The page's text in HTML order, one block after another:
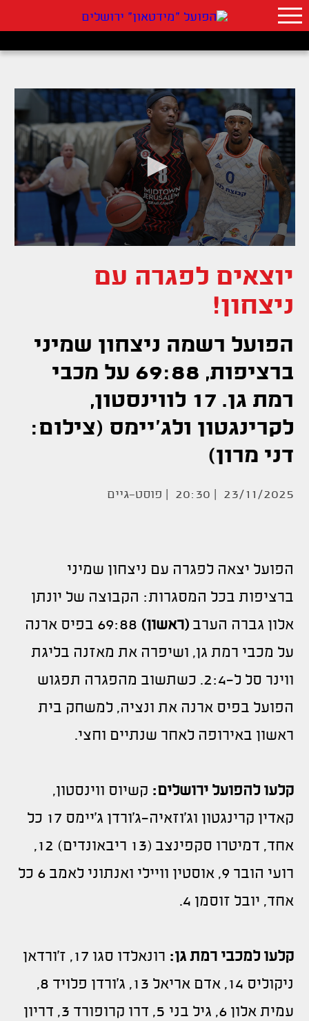
יוצאים לפגרה עם
ניצחון!
הפועל רשמה ניצחון שמיני
ברציפות, 69:88 על מכבי
רמת גן. 17 לווינסטון,
לקרינגטון ולג'יימס (צילום:
דני מרון)
23/11/2025 | 20:30 | פוסט-גיים
הפועל יצאה לפגרה עם ניצחון שמיני
ברציפות בכל המסגרות: הקבוצה של יונתן
אלון גברה הערב (ראשון)
69:88 בפיס ארנה
על מכבי רמת גן, ושיפרה את מאזנה בליגת
ווינר סל ל-2:4. כשתשוב מהפגרה תפגוש
הפועל בפיס ארנה את ונציה, למשחק בית
ראשון באירופה לאחר שנתיים וחצי.
קלעו להפועל ירושלים: קשיוס ווינסטון,
קאדין קרינגטון וג'וזאיה-ג'ורדן ג'יימס 17 כל
אחד, דמיטרו סקפינצב (13 ריבאונדים) 12,
רועי הובר 9, אוסטין וויילי ואנתוני לאמב 6 כל
אחד, יובל זוסמן 4.
קלעו למכבי רמת גן:
רונאלדו סגו 17, ז'ורדאן
ניקוליס 14, אדם אריאל 13, ג'ורדן פלויד 8,
עמית אלון 6, גיל בני 5, דרו קרופורד 3, דריון